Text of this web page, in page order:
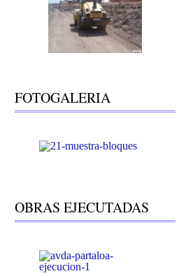
FOTOGALERIA
OBRAS EJECUTADAS